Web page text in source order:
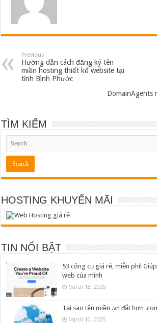
Previous
Hướng dẫn cách đăng ký tên
miền hosting thiết kế website tại
tỉnh Bình Phước
DomainAgents
TÌM KIẾM
HOSTING KHUYẾN MÃI
TIN NỔI BẬT
53 công cụ giá rẻ, miễn phí!
web của mình
March 18, 2025
Tại sao tên miền .vn đắt hơn
March 10, 2025